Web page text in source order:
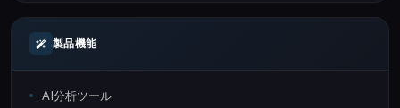
製品機能
AI分析ツール